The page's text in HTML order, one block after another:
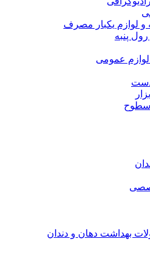
و لوازم یکبار مصرف
پنبه
عمومی
سطوح
بهداشت دهان و دندان